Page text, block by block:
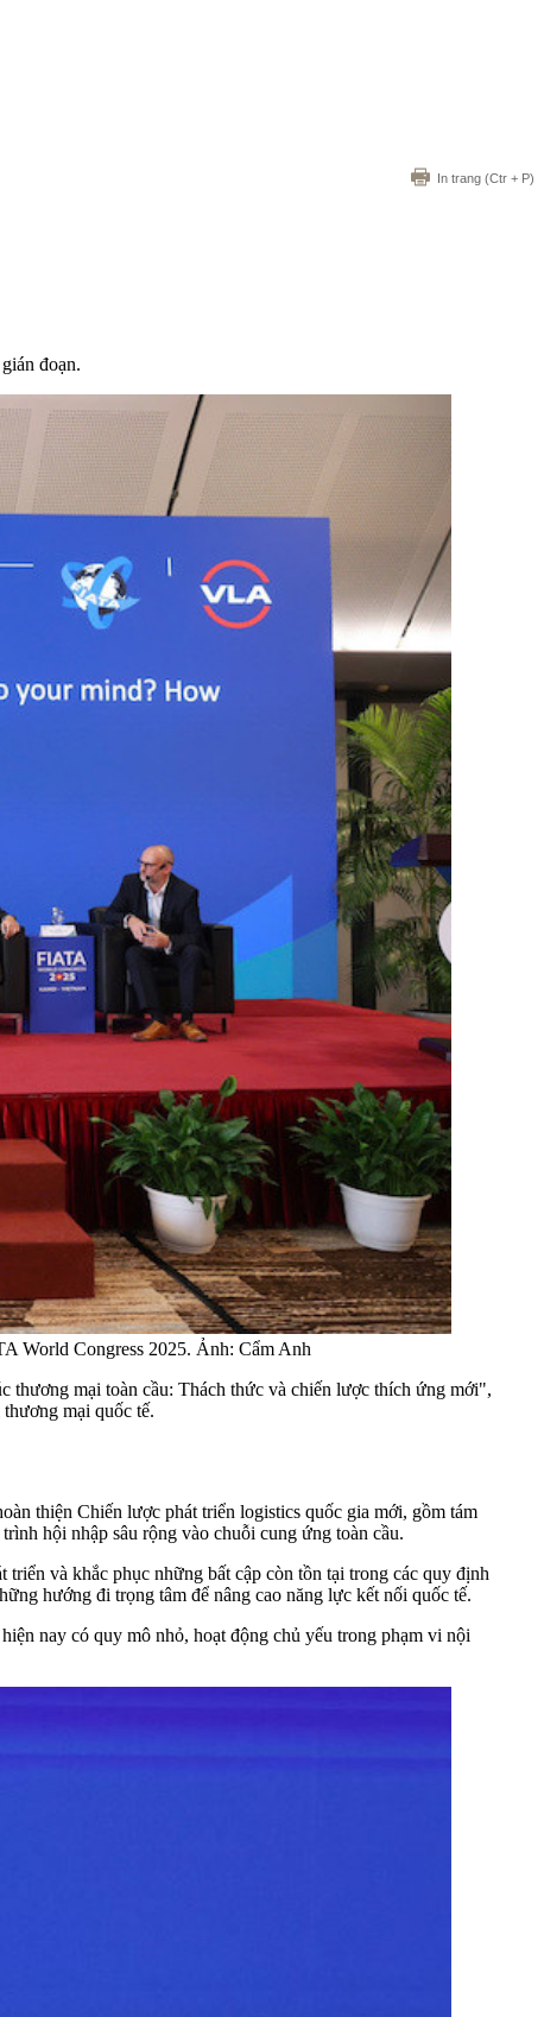
In trang (Ctr + P)
đoạn.
World Congress 2025. Ảnh: Cẩm Anh
thương mại toàn cầu: Thách thức và chiến lược thích ứng mới",
mại quốc tế.
thiện Chiến lược phát triển logistics quốc gia mới, gồm tám
hội nhập sâu rộng vào chuỗi cung ứng toàn cầu.
và khắc phục những bất cập còn tồn tại trong các quy định
hướng đi trọng tâm để nâng cao năng lực kết nối quốc tế.
nay có quy mô nhỏ, hoạt động chủ yếu trong phạm vi nội